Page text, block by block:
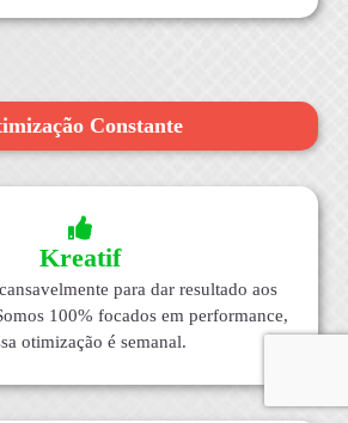
Constante
Kreatif
para dar resultado aos
100% focados em performance,
otimização é semanal.